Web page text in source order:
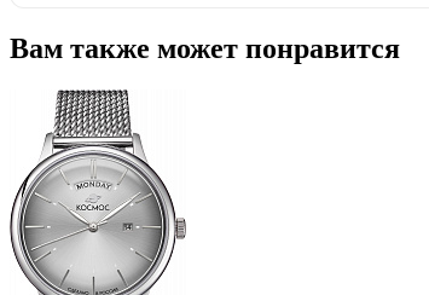
Вам также может понравится